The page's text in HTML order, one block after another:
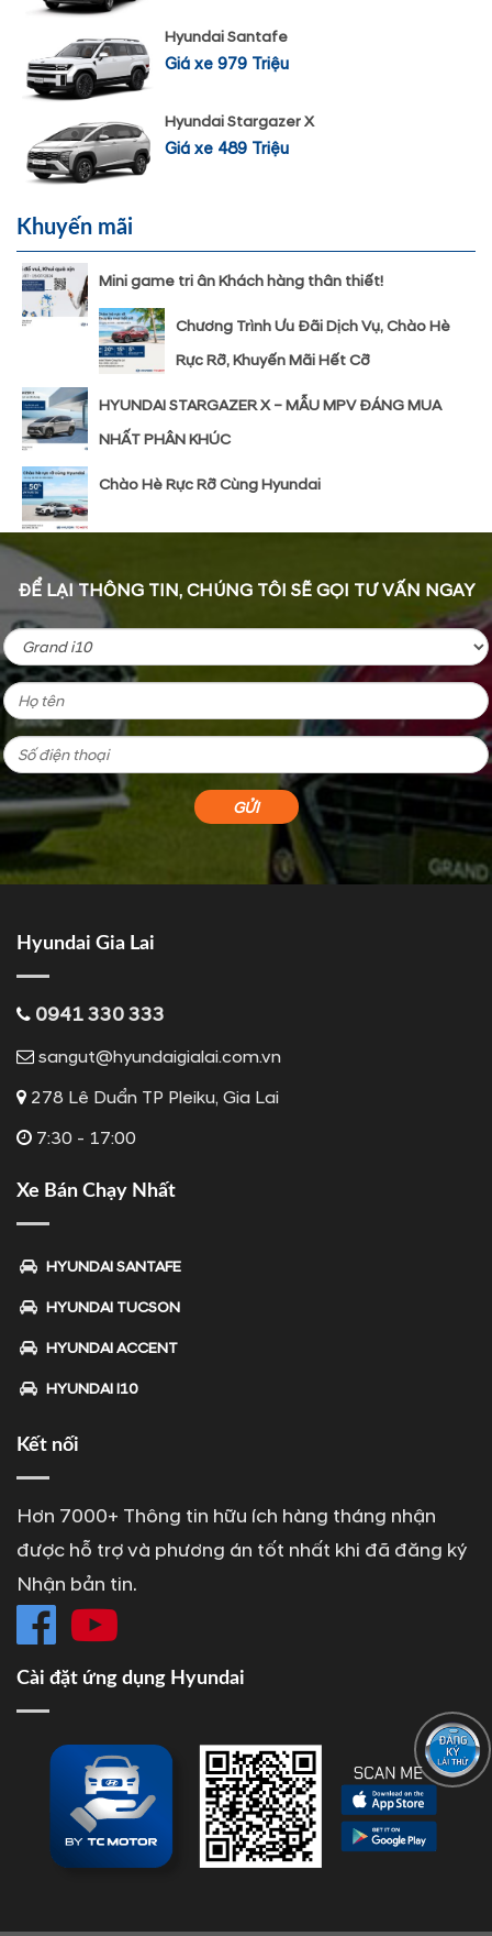
Hyundai Santafe
Giá xe 979 Triệu
Hyundai Stargazer X
Giá xe 489 Triệu
Khuyến mãi
Mini game tri ân Khách hàng thân thiết!
Chương Trình Ưu Đãi Dịch Vụ, Chào Hè
Rực Rỡ, Khuyến Mãi Hết Cỡ
HYUNDAI STARGAZER X – MẪU MPV ĐÁNG MUA
NHẤT PHÂN KHÚC
Chào Hè Rực Rỡ Cùng Hyundai
ĐỂ LẠI THÔNG TIN, CHÚNG TÔI SẼ GỌI TƯ VẤN NGAY
Hyundai Gia Lai
0941 330 333
sangut@hyundaigialai.com.vn
278 Lê Duẩn TP Pleiku, Gia Lai
7:30 - 17:00
Xe Bán Chạy Nhất
HYUNDAI SANTAFE
HYUNDAI TUCSON
HYUNDAI ACCENT
HYUNDAI I10
Kết nối
Hơn 7000+ Thông tin hữu ích hàng tháng nhận
được hỗ trợ và phương án tốt nhất khi đã đăng ký
Nhận bản tin.
Cài đặt ứng dụng Hyundai